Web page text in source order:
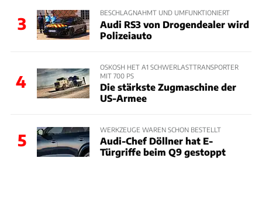
3
BESCHLAGNAHMT UND UMFUNKTIONIERT
Audi RS3 von Drogendealer wird
Polizeiauto
4
OSKOSH HET A1 SCHWERLASTTRANSPORTER
MIT 700 PS
Die stärkste Zugmaschine der
US-Armee
5
WERKZEUGE WAREN SCHON BESTELLT
Audi-Chef Döllner hat E-
Türgriffe beim Q9 gestoppt